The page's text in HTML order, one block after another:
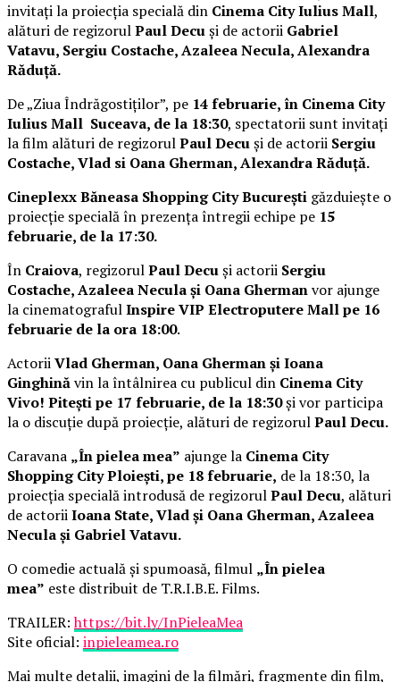
invitați la proiecția specială din Cinema City Iulius Mall,
alături de regizorulPaul Decuși de actorii Gabriel
Vatavu, Sergiu Costache, Azaleea Necula, Alexandra
Răduță.
De „Ziua Îndrăgostiților”, pe 14 februarie, în Cinema City
Iulius Mall Suceava, de la 18:30, spectatorii sunt invitați
la film alături de regizorulPaul Decuși de actorii Sergiu
Costache, Vlad si Oana Gherman, Alexandra Răduță.
Cineplexx Băneasa Shopping City București găzduiește o
proiecție specială în prezența întregii echipe pe 15
februarie, de la 17:30.
În Craiova, regizorulPaul Decuși actorii Sergiu
Costache, Azaleea Necula și Oana Ghermanvor ajunge
la cinematografulInspire VIP Electroputere Mall pe 16
februarie de la ora 18:00.
ActoriiVlad Gherman, Oana Gherman și Ioana
Ginghinăvin la întâlnirea cu publicul din Cinema City
Vivo! Pitești pe 17 februarie, de la 18:30și vor participa
la o discuție după proiecție, alături de regizorulPaul Decu.
Caravana „În pielea mea” ajunge la Cinema City
Shopping City Ploiești, pe 18 februarie, de la 18:30, la
proiecția specială introdusă de regizorulPaul Decu, alături
de actoriiIoana State, Vlad și Oana Gherman, Azaleea
Necula și Gabriel Vatavu.
O comedie actuală și spumoasă, filmul „În pielea
mea” este distribuit de T.R.I.B.E. Films.
TRAILER:https://bit.ly/InPieleaMea
Site oficial: inpieleamea.ro
Mai multe detalii, imagini de la filmări, fragmente din film,